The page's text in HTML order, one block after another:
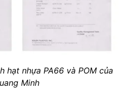
hạt nhựa PA66 và POM của
Minh